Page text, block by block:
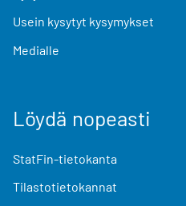
Usein kysytyt kysymykset
Medialle
Löydä nopeasti
StatFin-tietokanta
Tilastotietokannat